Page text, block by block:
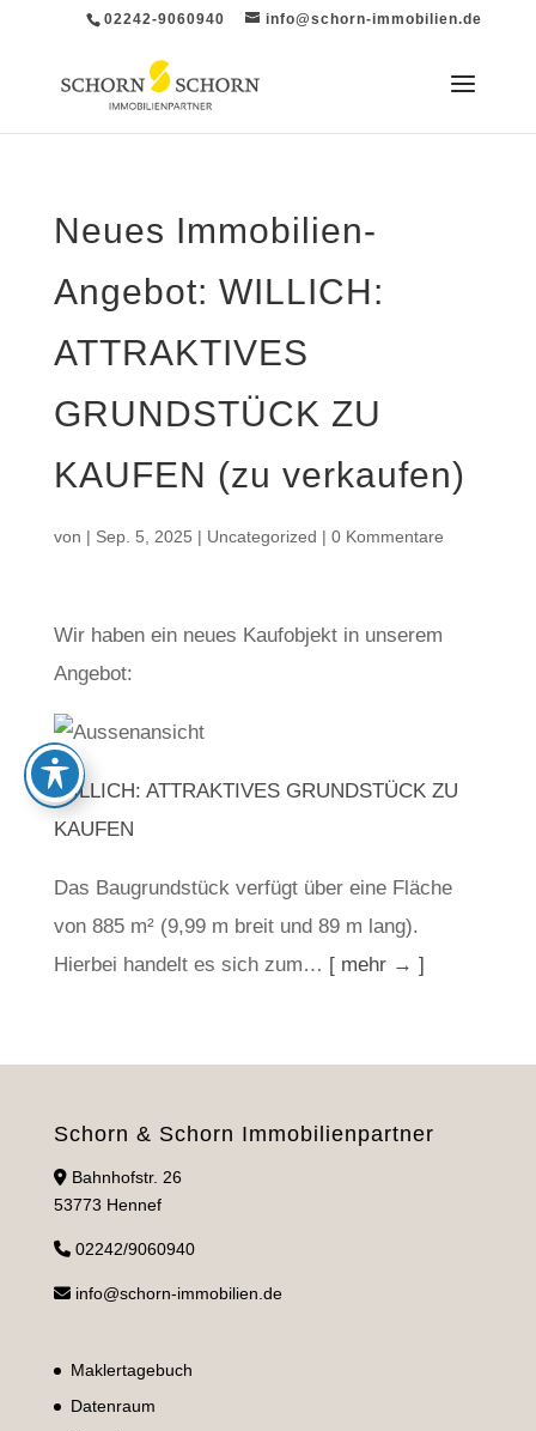
02242-9060940 info@schorn-immobilien.de
Neues Immobilien-
Angebot: WILLICH:
ATTRAKTIVES
GRUNDSTÜCK ZU
KAUFEN (zu verkaufen)
von | Sep. 5, 2025 | Uncategorized | 0 Kommentare
Wir haben ein neues Kaufobjekt in unserem
Angebot:
WILLICH: ATTRAKTIVES GRUNDSTÜCK ZU
KAUFEN
Das Baugrundstück verfügt über eine Fläche
von 885 m² (9,99 m breit und 89 m lang).
Hierbei handelt es sich zum… [ mehr → ]
Schorn & Schorn Immobilienpartner
Bahnhofstr. 26
53773 Hennef
02242/9060940
info@schorn-immobilien.de
Maklertagebuch
Datenraum